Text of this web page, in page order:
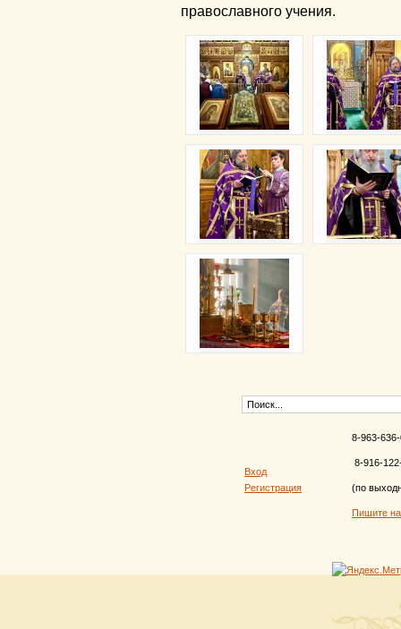
православного учения.
Вход
Регистрация
8-963-
8-916-
(по
Пишите